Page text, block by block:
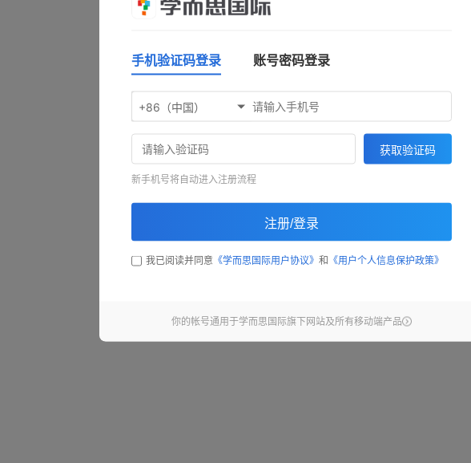
71033同学完
手机验证码登录 账号密码登录
+86（中国）
获取验证码
新手机号将自动进入注册流程
注册/登录
我已阅读并同意 《学而思国际用户协议》 和 《用户个人信息保护政策》
你的帐号通用于学而思国际旗下网站及所有移动端产品